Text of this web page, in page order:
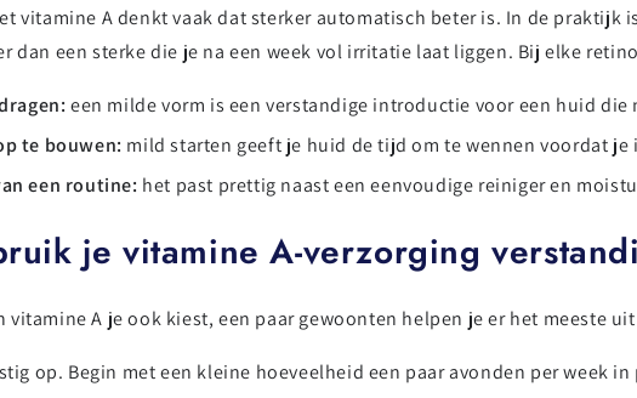
vitamine A denkt vaak dat sterker automatisch beter is. In de praktijk
dan een sterke die je na een week vol irritatie laat liggen. Bij elke
een milde vorm is een verstandige introductie voor een huid
te bouwen: mild starten geeft je huid de tijd om te wennen voordat je
een routine: het past prettig naast een eenvoudige reiniger en
je vitamine A-verzorging
vitamine A je ook kiest, een paar gewoonten helpen je er het meeste
op. Begin met een kleine hoeveelheid een paar avonden per week